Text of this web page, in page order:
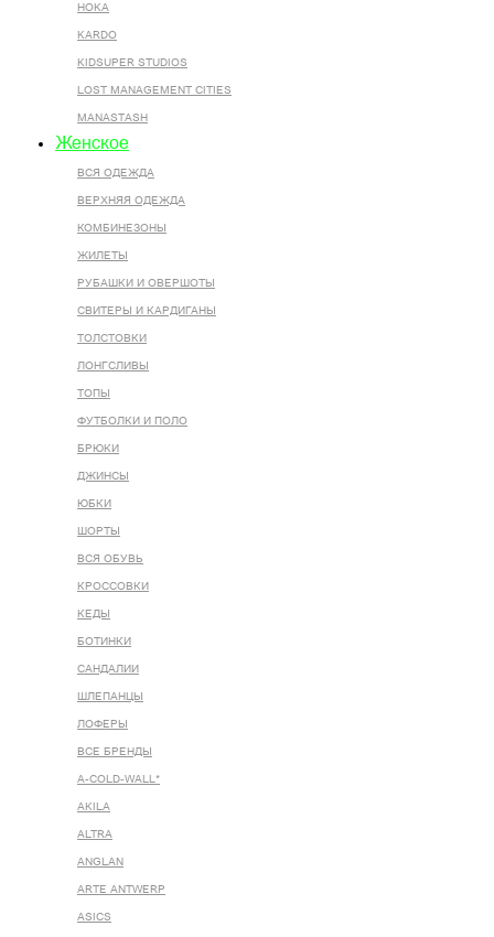
HOKA
KARDO
KIDSUPER STUDIOS
LOST MANAGEMENT CITIES
MANASTASH
Женское
ВСЯ ОДЕЖДА
ВЕРХНЯЯ ОДЕЖДА
КОМБИНЕЗОНЫ
ЖИЛЕТЫ
РУБАШКИ И ОВЕРШОТЫ
СВИТЕРЫ И КАРДИГАНЫ
ТОЛСТОВКИ
ЛОНГСЛИВЫ
ТОПЫ
ФУТБОЛКИ И ПОЛО
БРЮКИ
ДЖИНСЫ
ЮБКИ
ШОРТЫ
ВСЯ ОБУВЬ
КРОССОВКИ
КЕДЫ
БОТИНКИ
САНДАЛИИ
ШЛЕПАНЦЫ
ЛОФЕРЫ
ВСЕ БРЕНДЫ
A-COLD-WALL*
AKILA
ALTRA
ANGLAN
ARTE ANTWERP
ASICS